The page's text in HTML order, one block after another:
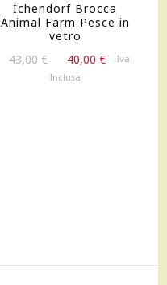
Ichendorf Brocca
Animal Farm Pesce in
vetro
43,00€
prezzo
40,00 €
IlIva
Inclusa